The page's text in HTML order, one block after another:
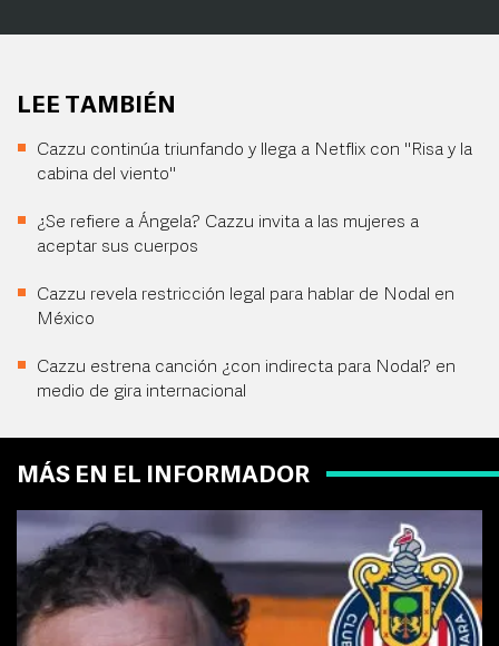
LEE TAMBIÉN
Cazzu continúa triunfando y llega a Netflix con "Risa y la
cabina del viento"
¿Se refiere a Ángela? Cazzu invita a las mujeres a
aceptar sus cuerpos
Cazzu revela restricción legal para hablar de Nodal en
México
Cazzu estrena canción ¿con indirecta para Nodal? en
medio de gira internacional
MÁS EN EL INFORMADOR